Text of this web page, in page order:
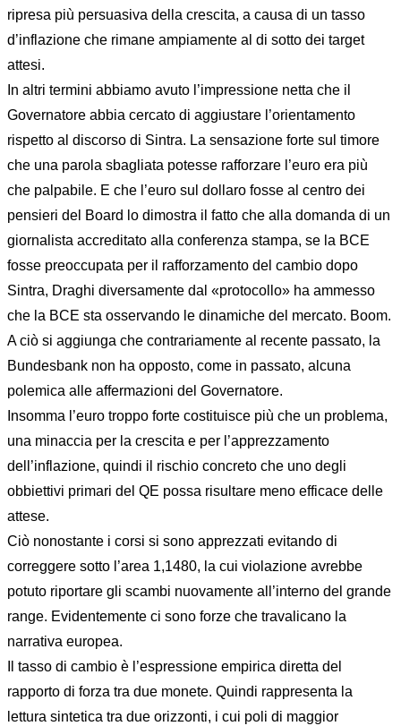
ripresa più persuasiva della crescita, a causa di un tasso
d’inflazione che rimane ampiamente al di sotto dei target
attesi.
In altri termini abbiamo avuto l’impressione netta che il
Governatore abbia cercato di aggiustare l’orientamento
rispetto al discorso di Sintra. La sensazione forte sul timore
che una parola sbagliata potesse rafforzare l’euro era più
che palpabile. E che l’euro sul dollaro fosse al centro dei
pensieri del Board lo dimostra il fatto che alla domanda di un
giornalista accreditato alla conferenza stampa, se la BCE
fosse preoccupata per il rafforzamento del cambio dopo
Sintra, Draghi diversamente dal «protocollo» ha ammesso
che la BCE sta osservando le dinamiche del mercato. Boom.
A ciò si aggiunga che contrariamente al recente passato, la
Bundesbank non ha opposto, come in passato, alcuna
polemica alle affermazioni del Governatore.
Insomma l’euro troppo forte costituisce più che un problema,
una minaccia per la crescita e per l’apprezzamento
dell’inflazione, quindi il rischio concreto che uno degli
obbiettivi primari del QE possa risultare meno efficace delle
attese.
Ciò nonostante i corsi si sono apprezzati evitando di
correggere sotto l’area 1,1480, la cui violazione avrebbe
potuto riportare gli scambi nuovamente all’interno del grande
range. Evidentemente ci sono forze che travalicano la
narrativa europea.
Il tasso di cambio è l’espressione empirica diretta del
rapporto di forza tra due monete. Quindi rappresenta la
lettura sintetica tra due orizzonti, i cui poli di maggior